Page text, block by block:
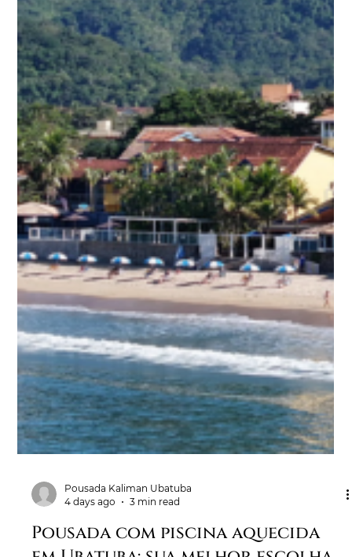
4 days ago
3 min read